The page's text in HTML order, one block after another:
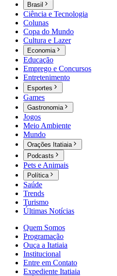
Brasil
Ciência e Tecnologia
Colunas
Copa do Mundo
Cultura e Lazer
Economia
Educação
Emprego e Concursos
Entretenimento
Esportes
Games
Gastronomia
Jogos
Meio Ambiente
Mundo
Orações Itatiaia
Podcasts
Pets e Animais
Política
Saúde
Trends
Turismo
Últimas Notícias
Quem Somos
Programação
Ouça a Itatiaia
Institucional
Entre em Contato
Expediente Itatiaia